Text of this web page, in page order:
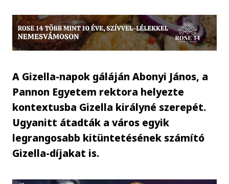
A Gizella-napok gáláján Abonyi János, a
Pannon Egyetem rektora helyezte
kontextusba Gizella királyné szerepét.
Ugyanitt átadták a város egyik
legrangosabb kitüntetésének számító
Gizella-díjakat is.